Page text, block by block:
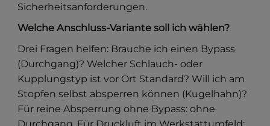
Sicherheitsanforderungen.
Welche Anschluss-Variante soll ich wählen?
Drei Fragen helfen: Brauche ich einen Bypass
(Durchgang)? Welcher Schlauch- oder
Kupplungstyp ist vor Ort Standard? Will ich am
Stopfen selbst absperren können (Kugelhahn)?
Für reine Absperrung ohne Bypass: ohne